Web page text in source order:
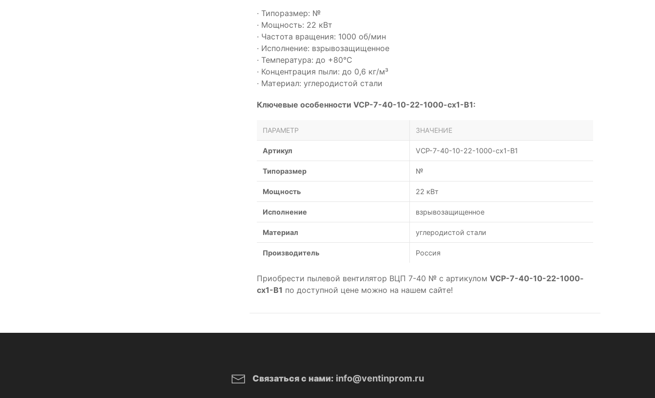
· Типоразмер: №
· Мощность: 22 кВт
· Частота вращения: 1000 об/мин
· Исполнение: взрывозащищенное
· Температура: до +80°С
· Концентрация пыли: до 0,6 кг/м³
· Материал: углеродистой стали
Ключевые особенности VCP-7-40-10-22-1000-cx1-B1:
ПАРАМЕТР ЗНАЧЕНИЕ
Артикул VCP-7-40-10-22-1000-cx1-B1
Типоразмер №
Мощность 22 кВт
Исполнение взрывозащищенное
Материал углеродистой стали
Производитель Россия
Приобрести пылевой вентилятор ВЦП 7-40 № с артикулом VCP-7-40-10-22-1000-
cx1-B1 по доступной цене можно на нашем сайте!
Связаться с нами: info@ventinprom.ru